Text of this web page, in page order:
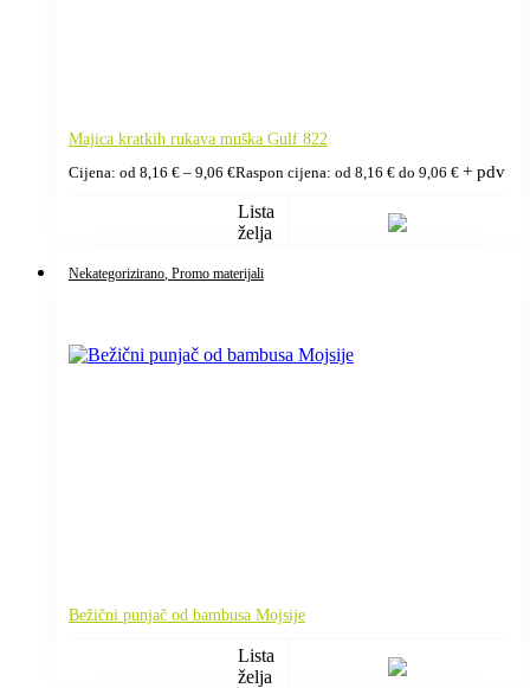
Majica kratkih rukava muška Gulf 822
Cijena: od 8,16 € – 9,06 €Raspon cijena: od 8,16 € do 9,06 € + pdv
Lista
želja
Nekategorizirano , Promo materijali
Bežični punjač od bambusa Mojsije
Lista
želja